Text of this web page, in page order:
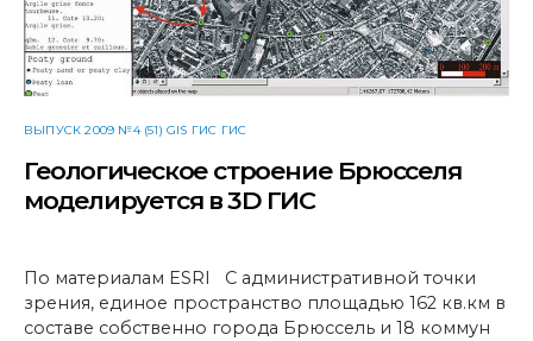
ВЫПУСК 2009 №4 (51) GIS ГИС ГИС
Геологическое строение Брюсселя
моделируется в 3D ГИС
По материалам ESRI C административной точки
зрения, единое пространство площадью 162 кв.км в
составе собственно города Брюссель и 18 коммун